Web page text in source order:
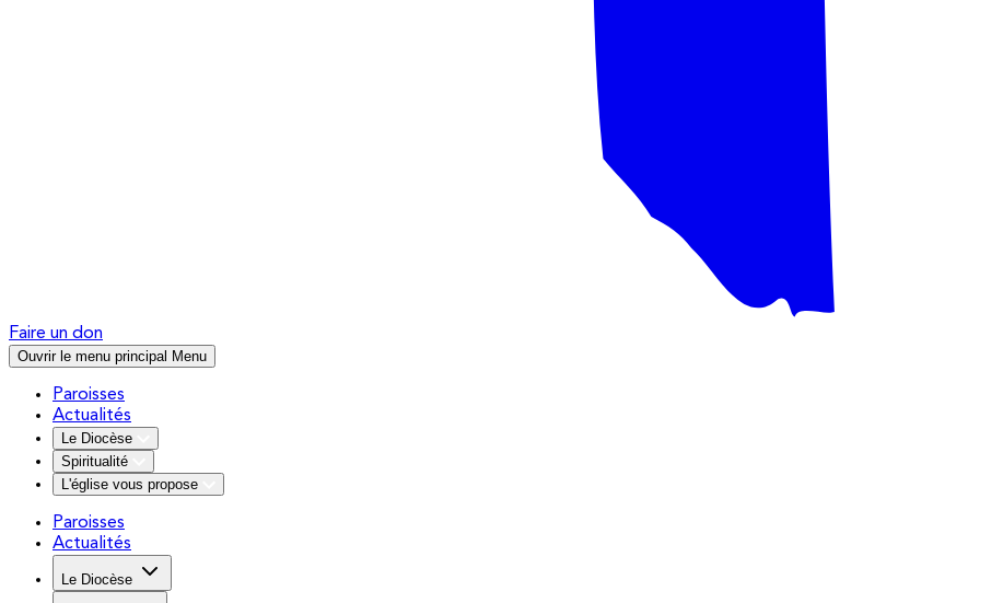
Faire un don
Ouvrir le menu principal Menu
Paroisses
Actualités
Le Diocèse
Spiritualité
L'église vous propose
Paroisses
Actualités
Le Diocèse